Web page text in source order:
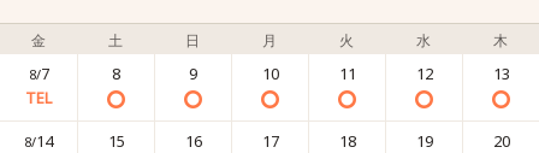
金 土 日 月 火 水 木
8/7 8 9 10 11 12 13
8/14 15 16 17 18 19 20